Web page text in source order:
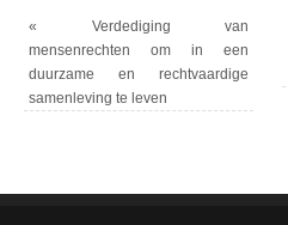
« Verdediging van
mensenrechten om in een
duurzame en rechtvaardige
samenleving te leven